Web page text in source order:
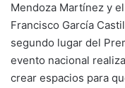
Mendoza Martínez y
Francisco García
segundo lugar del
evento nacional
crear espacios para